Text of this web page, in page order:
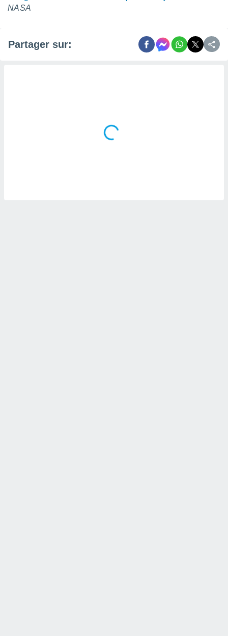
NASA
Partager sur: